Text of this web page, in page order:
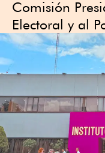
Comisión
Electoral y al